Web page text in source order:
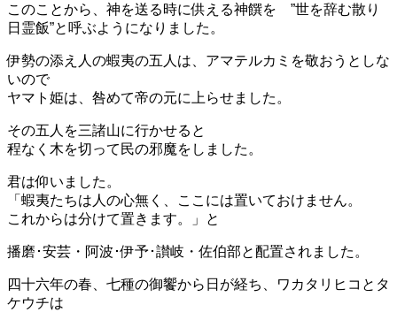
このことから、神を送る時に供える神饌を ”世を辞む散り
日霊飯”と呼ぶようになりました。
伊勢の添え人の蝦夷の五人は、アマテルカミを敬おうとしな
いので
ヤマト姫は、咎めて帝の元に上らせました。
その五人を三諸山に行かせると
程なく木を切って民の邪魔をしました。
君は仰いました。
「蝦夷たちは人の心無く、ここには置いておけません。
これからは分けて置きます。」と
播磨･安芸・阿波･伊予･讃岐・佐伯部と配置されました。
四十六年の春、七種の御饗から日が経ち、ワカタリヒコとタ
ケウチは